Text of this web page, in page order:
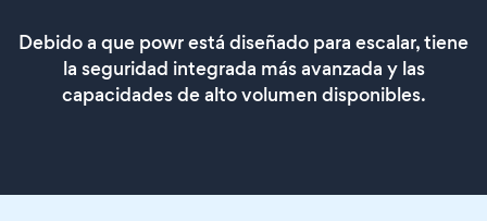
Debido a que powr está diseñado para escalar, tiene
la seguridad integrada más avanzada y las
capacidades de alto volumen disponibles.